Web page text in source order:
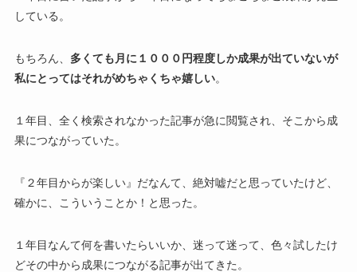
している。
もちろん、 多くても月に１０００円程度しか成果が出ていないが
私にとってはそれがめちゃくちゃ嬉しい。
１年目、全く検索されなかった記事が急に閲覧され、そこから成
果につながっていた。
『２年目からが楽しい』だなんて、絶対嘘だと思っていたけど、
確かに、こういうことか！と思った。
１年目なんて何を書いたらいいか、迷って迷って、色々試したけ
どその中から成果につながる記事が出てきた。